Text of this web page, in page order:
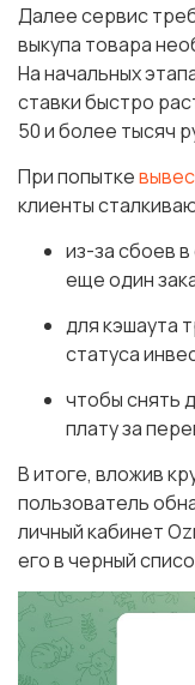
Далее сервис
выкупа товара
На начальных
ставки быстро
50 и более тысяч
При попытке
клиенты
из-за сбоев
еще один
для кэшаута
статуса
чтобы снять
плату за
В итоге, вложив
пользователь
личный кабинет
его в черный